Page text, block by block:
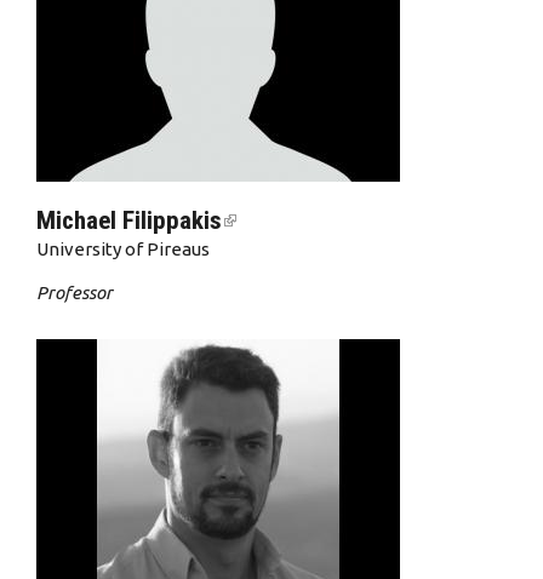
Michael Filippakis(link is external)
University of Pireaus
Professor